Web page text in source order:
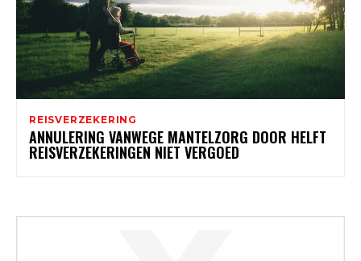
REISVERZEKERING
ANNULERING VANWEGE MANTELZORG DOOR HELFT
REISVERZEKERINGEN NIET VERGOED